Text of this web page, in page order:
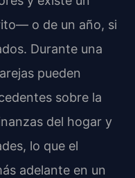
o de un año, si
Durante una
pueden
sobre la
del hogar y
lo que el
adelante en un